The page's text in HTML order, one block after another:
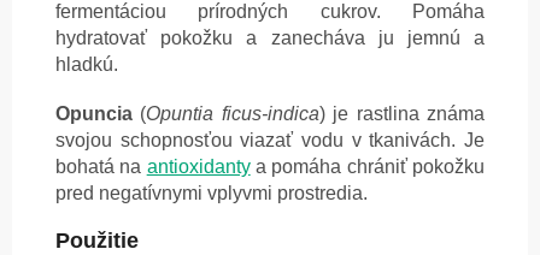
fermentáciou prírodných cukrov. Pomáha
hydratovať pokožku a zanecháva ju jemnú a
hladkú.
Opuncia (Opuntia ficus-indica) je rastlina známa
svojou schopnosťou viazať vodu v tkanivách. Je
bohatá na antioxidantya pomáha chrániť pokožku
pred negatívnymi vplyvmi prostredia.
Použitie